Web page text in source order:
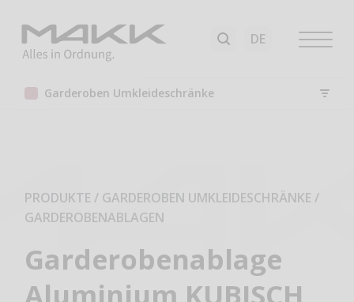
Garderoben Umkleideschränke
PRODUKTE / GARDEROBEN UMKLEIDESCHRÄNKE /
GARDEROBENABLAGEN
Garderobenablage
Aluminium KUBISCH